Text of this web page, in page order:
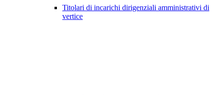
Titolari di incarichi dirigenziali amministrativi di
vertice